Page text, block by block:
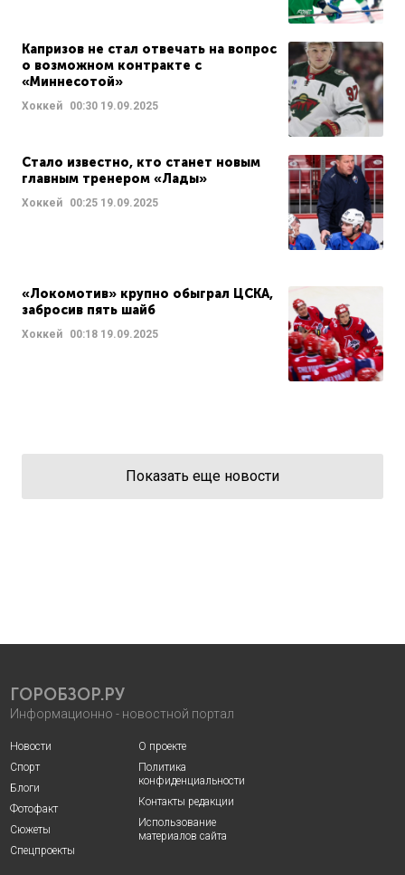
Капризов не стал отвечать на вопрос
о возможном контракте с
«Миннесотой»
Хоккей 00:30 19.09.2025
Стало известно, кто станет новым
главным тренером «Лады»
Хоккей 00:25 19.09.2025
«Локомотив» крупно обыграл ЦСКА,
забросив пять шайб
Хоккей 00:18 19.09.2025
Показать еще новости
ГОРОБЗОР.РУ
Информационно - новостной портал
Новости
Спорт
Блоги
Фотофакт
Сюжеты
Спецпроекты
О проекте
Политика
конфиденциальности
Контакты редакции
Использование
материалов сайта